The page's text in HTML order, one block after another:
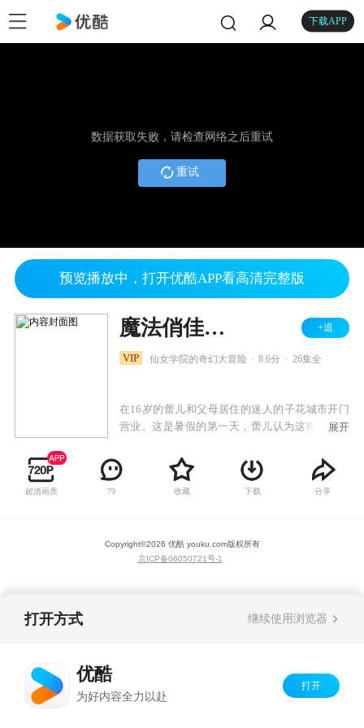
下载APP
数据获取失败，请检查网络之后重试
重试
预览播放中，打开优酷APP看高清完整版
魔法俏佳人 第一季 +追
VIP 仙女学院的奇幻大冒险 8.6分 26集全
在16岁的蕾儿和父母居住的迷人的子花城市开门
营业。这是暑假的第一天，蕾儿认为这将是另一
过山车，蕾儿恰巧卷入了一个叫丝黛娜的神奇仙
女与一群怪物的战斗中由丝黛娜戒指响起的食人
魔诺特率领。在战斗中，蕾儿出人意料地发挥了
幻世界，魔幻学校阿尔菲学院就坐落在魔幻世界
中。多亏丝黛娜，蕾儿会发现自己拥有特殊的力
展开
超清画质 79 收藏 下载 分享
Copyright©2026 优酷 youku.com版权所有
京ICP备06050721号-1
打开方式 继续使用浏览器
优酷
为好内容全力以赴
打开